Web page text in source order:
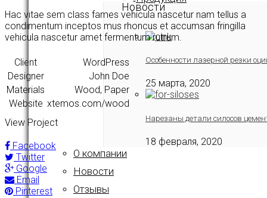
Новости
Особенности лазерной резки
25 марта, 2020
Нарезаны детали силосов
18 февраля, 2020
О компании
Новости
Отзывы
Hac vitae sem class fames vehicula nascetur nam tellus a
condimentum inceptos mus rhoncus et accumsan fringilla
vehicula nascetur amet fermentum rutrum.
Client
WordPress
Designer
John Doe
Materials
Wood, Paper
Website xtemos.com/wood
View Project
Facebook
Twitter
Google
Email
Pinterest